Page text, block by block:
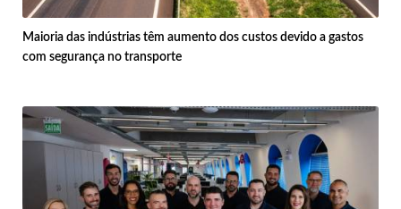
Maioria das indústrias têm aumento dos custos devido a gastos
com segurança no transporte